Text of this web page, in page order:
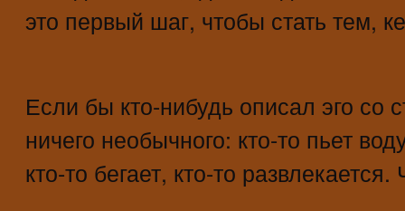
это первый шаг, чтобы стать тем,
Если бы кто-нибудь описал эго со
ничего необычного: кто-то пьет
кто-то бегает, кто-то